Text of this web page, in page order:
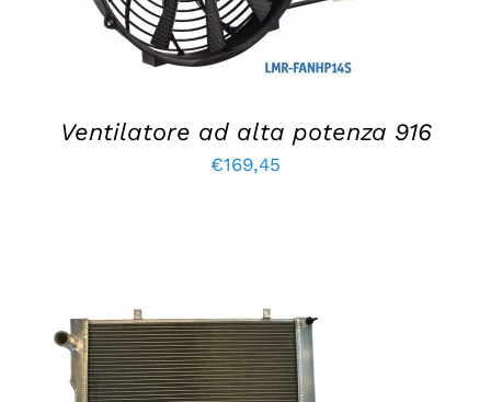
Ventilatore ad alta potenza 916
€169,45
AGGIUNGI AL CARRELLO /